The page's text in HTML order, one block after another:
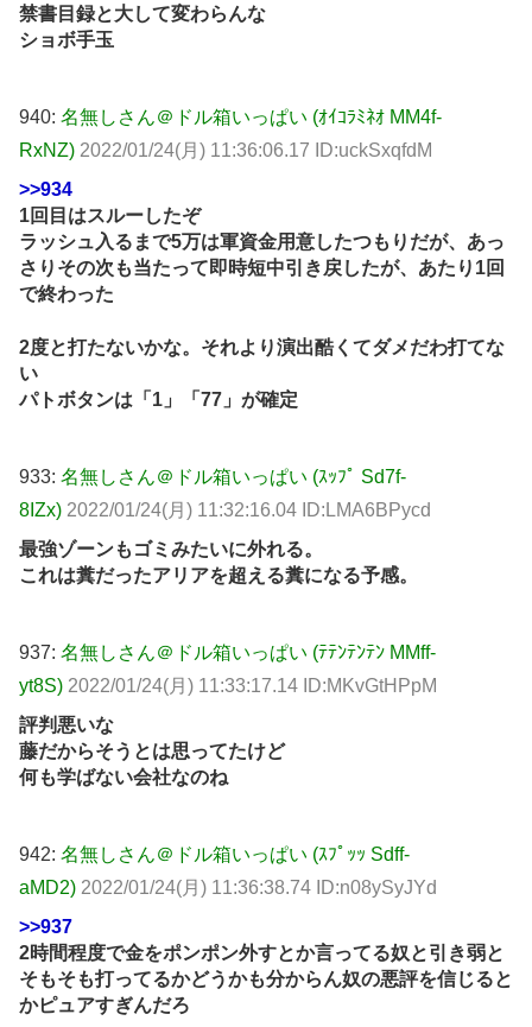
禁書目録と大して変わらんな
ショボ手玉
940: 名無しさん＠ドル箱いっぱい (ｵｲｺﾗﾐﾈｵ MM4f-
RxNZ) 2022/01/24(月) 11:36:06.17 ID:uckSxqfdM
>>934
1回目はスルーしたぞ
ラッシュ入るまで5万は軍資金用意したつもりだが、あっ
さりその次も当たって即時短中引き戻したが、あたり1回
で終わった
2度と打たないかな。それより演出酷くてダメだわ打てな
い
パトボタンは「1」「77」が確定
933: 名無しさん＠ドル箱いっぱい (ｽｯﾌﾟ Sd7f-
8IZx) 2022/01/24(月) 11:32:16.04 ID:LMA6BPycd
最強ゾーンもゴミみたいに外れる。
これは糞だったアリアを超える糞になる予感。
937: 名無しさん＠ドル箱いっぱい (ﾃﾃﾝﾃﾝﾃﾝ MMff-
yt8S) 2022/01/24(月) 11:33:17.14 ID:MKvGtHPpM
評判悪いな
藤だからそうとは思ってたけど
何も学ばない会社なのね
942: 名無しさん＠ドル箱いっぱい (ｽﾌﾟｯｯ Sdff-
aMD2) 2022/01/24(月) 11:36:38.74 ID:n08ySyJYd
>>937
2時間程度で金をポンポン外すとか言ってる奴と引き弱と
そもそも打ってるかどうかも分からん奴の悪評を信じると
かピュアすぎんだろ